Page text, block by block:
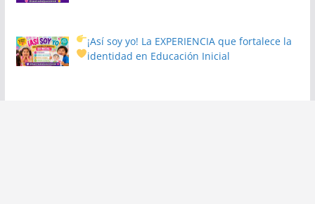
¡Así soy yo! La EXPERIENCIA que fortalece la
identidad en Educación Inicial